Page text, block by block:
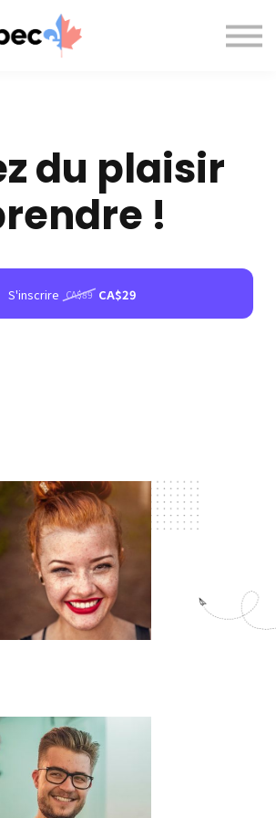
propos de nous
Nous contacter
du plaisir
!
S'inscrire CA$89 CA$29